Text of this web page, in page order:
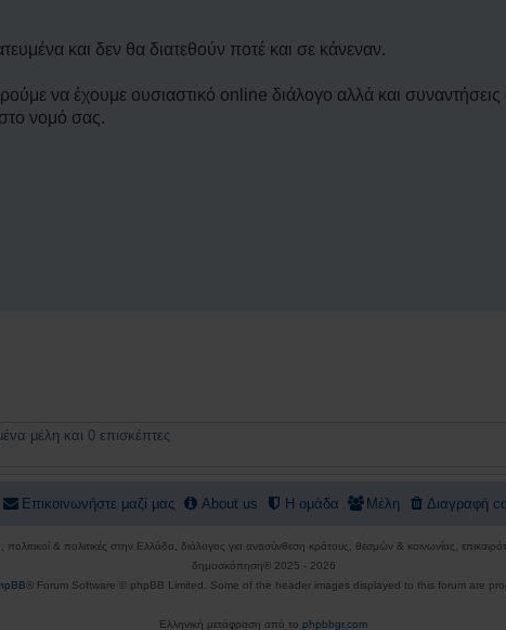
και δεν θα διατεθούν ποτέ και σε κάνεναν.
να έχουμε ουσιαστικό online διάλογο αλλά και
νομό σας.
μέλη και 0 επισκέπτες
Διαγραφή
Μέλη
Η ομάδα
About us
Επικοινωνήστε μαζί μας
πολιτικοί & πολιτικές στην Ελλάδα, διάλογος για ανασύνθεση κράτους, θεσμών & κοινωνίας,
δημοσκόπηση® 2025 - 2026
® Forum Software © phpBB Limited. Some of the header images displayed to this forum are
Ελληνική μετάφραση από το phpbbgr.com